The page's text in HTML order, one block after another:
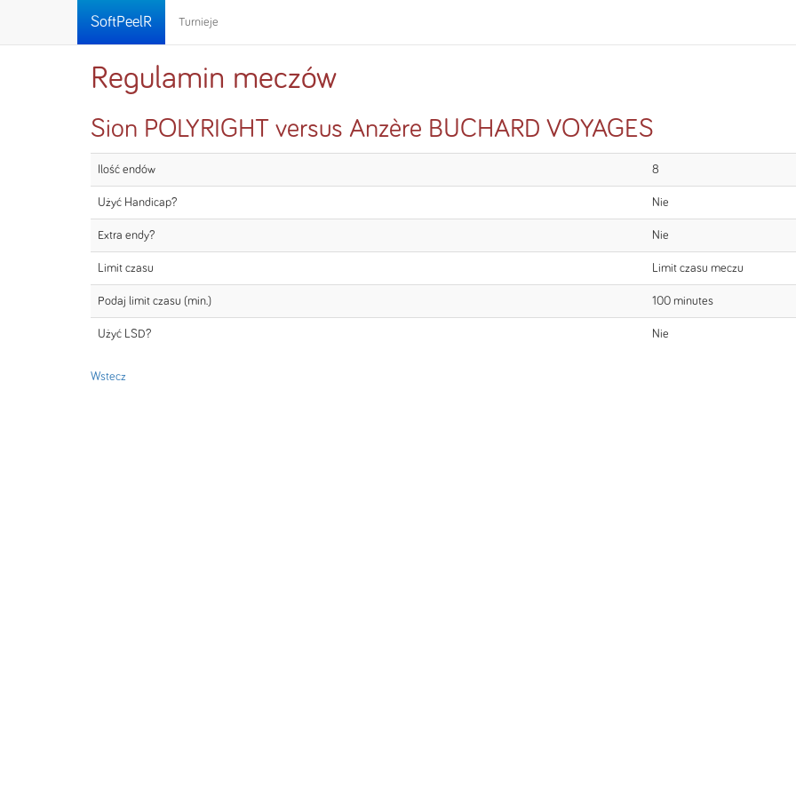
SoftPeelR Turnieje
Regulamin meczów
Sion POLYRIGHT versus Anzère BUCHARD VOYAGES
Ilość endów 8
Użyć Handicap? Nie
Extra endy? Nie
Limit czasu Limit czasu meczu
Podaj limit czasu (min.) 100 minutes
Użyć LSD? Nie
Wstecz